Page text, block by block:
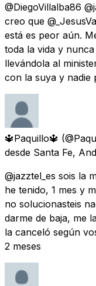
@DiegoVillalba86
creo que
está es peor aún.
toda la vida y
llevándola al
con la suya y nadie
🔱Paquillo🔱
desde Santa Fe,
@jazztel_es sois la
he tenido, 1 mes y
no solucionasteis
darme de baja, me
la canceló según
2 meses